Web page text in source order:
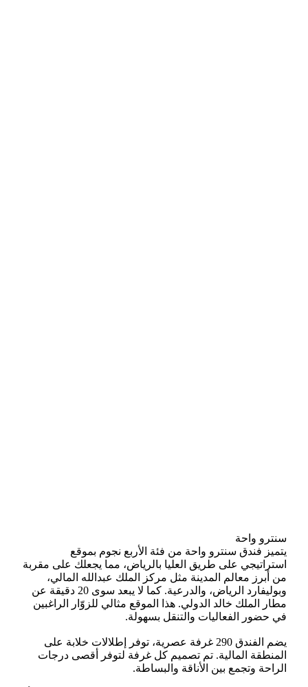
سنترو واحة
يتميز فندق سنترو واحة من فئة الأربع نجوم بموقع
استراتيجي على طريق العليا بالرياض، مما يجعلك على مقربة
من أبرز معالم المدينة مثل مركز الملك عبدالله المالي،
وبوليفارد الرياض، والدرعية. كما لا يبعد سوى 20 دقيقة عن
مطار الملك خالد الدولي. هذا الموقع مثالي للزوّار الراغبين
في حضور الفعاليات والتنقل بسهولة.
يضم الفندق 290 غرفة عصرية، توفر إطلالات خلابة على
المنطقة المالية. تم تصميم كل غرفة لتوفر أقصى درجات
الراحة وتجمع بين الأناقة والبساطة.